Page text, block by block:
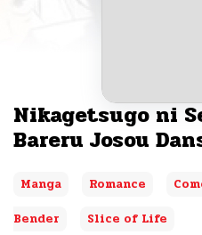
Nikagetsugo ni
Bareru Josou
Manga Romance
Bender
Slice of Life